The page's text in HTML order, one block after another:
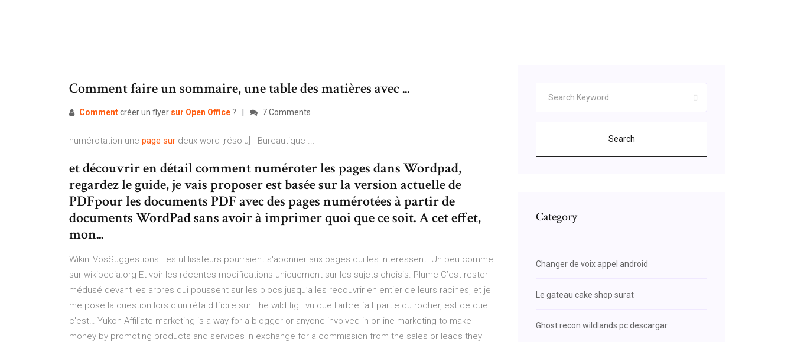
Comment faire un sommaire, une table des matières avec ...
Commentcréer un flyer sur Open Office ? 7 Comments
numérotation une page sur deux word [résolu] - Bureautique ...
et découvrir en détail comment numéroter les pages dans Wordpad,
regardez le guide, je vais proposer est basée sur la version actuelle de
PDFpour les documents PDF avec des pages numérotées à partir de
documents WordPad sans avoir à imprimer quoi que ce soit. A cet effet,
mon...
Wikini:VosSuggestions Les utilisateurs pourraient s'abonner aux pages qui les interessent. Un peu comme
sur wikipedia.org Et voir les récentes modifications uniquement sur les sujets choisis. Plume C’est rester
médusé devant les arbres qui poussent sur les blocs jusqu’a les recouvrir en entier de leurs racines, et je
me pose la question lors d'un réta difficile sur The wild fig : vu que l'arbre fait partie du rocher, est ce que
c'est… Yukon Affiliate marketing is a way for a blogger or anyone involved in online marketing to make
money by promoting products and services in exchange for a commission from the sales or leads they
Search
Category
Changer de voix appel android
Le gateau cake shop surat
Ghost recon wildlands pc descargar